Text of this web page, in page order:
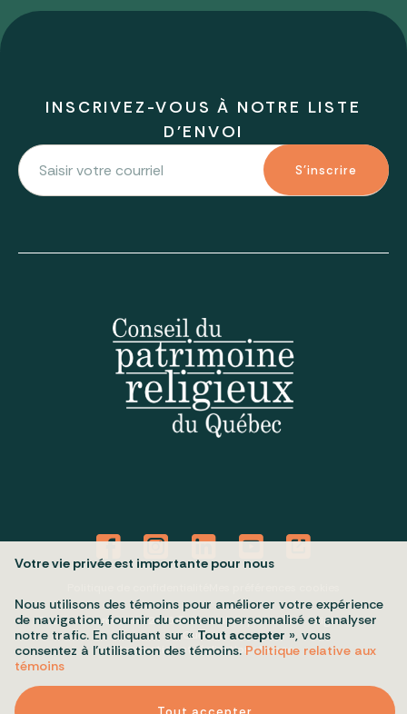
INSCRIVEZ-VOUS À NOTRE LISTE
D'ENVOI
S'inscrire
Tous droits réservés 2026 © Conseil du patrimoine religieux du
Québec
Conception et réalisation :Nubee
Votre vie privée est importante pour nous
Nous utilisons des témoins pour améliorer votre expérience
de navigation, fournir du contenu personnalisé et analyser
notre trafic. En cliquant sur « Tout accepter », vous
consentez à l’utilisation des témoins. Politique relative aux
témoins